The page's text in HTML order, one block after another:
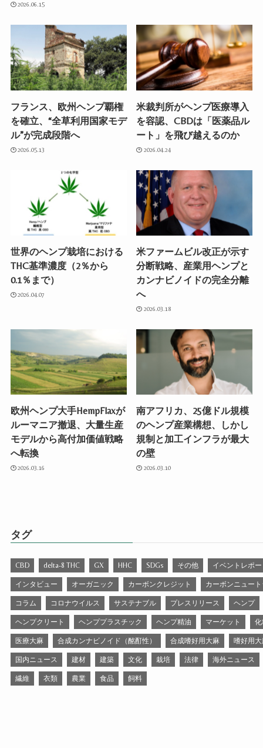
2026.06.15
フランス、欧州ヘンプ覇権
を確立、“全草利用国家モデ
ル”が完成段階へ
2026.05.13
米裁判所がヘンプ医療導入
を容認、CBDは「医薬品ル
ート」を飛び越えるのか
2026.04.24
世界のヘンプ栽培における
THC基準濃度（2％から
0.1％まで）
2026.04.07
米ファームビル改正が示す
分断戦略、産業用ヘンプと
カンナビノイドの完全分離
へ
2026.03.18
欧州ヘンプ大手HempFlaxが
ルーマニア撤退、大量生産
モデルから高付加価値戦略
へ転換
2026.03.16
南アフリカ、25億ドル規模
のヘンプ産業構想、しかし
規制と加工インフラが最大
の壁
2026.03.10
タグ
CBD delta-8 THC GX HHC SDGs その他 イベントレポ
インタビュー オーガニック カーボンクレジット カーボンニュー
コラム コロナウイルス サステナブル プレスリリース ヘンプ
ヘンプクリート ヘンププラスチック ヘンプ精油 マーケット
医療大麻 合成カンナビノイド（酩酊性） 合成嗜好用大麻 嗜好用
国内ニュース 建材 建築 文化 栽培 法律 海外ニュース
繊維 衣類 農業 食品 飼料